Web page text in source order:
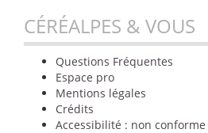
CÉRÉALPES & VOUS
Questions Fréquentes
Espace pro
Mentions légales
Crédits
Accessibilité : non conforme